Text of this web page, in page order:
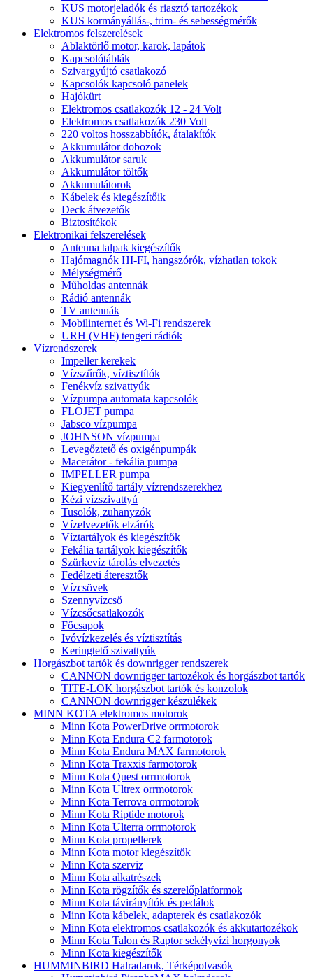
KUS motorjeladók és riasztó tartozékok
KUS kormányállás-, trim- és sebességmérők
Elektromos felszerelések
Ablaktörlő motor, karok, lapátok
Kapcsolótáblák
Szivargyújtó csatlakozó
Kapcsolók kapcsoló panelek
Hajókürt
Elektromos csatlakozók 12 - 24 Volt
Elektromos csatlakozók 230 Volt
220 voltos hosszabbítók, átalakítók
Akkumulátor dobozok
Akkumulátor saruk
Akkumulátor töltők
Akkumulátorok
Kábelek és kiegészítőik
Deck átvezetők
Biztosítékok
Elektronikai felszerelések
Antenna talpak kiegészítők
Hajómagnók HI-FI, hangszórók, vízhatlan tokok
Mélységmérő
Műholdas antennák
Rádió antennák
TV antennák
Mobilinternet és Wi-Fi rendszerek
URH (VHF) tengeri rádiók
Vízrendszerek
Impeller kerekek
Vízszűrők, víztisztítók
Fenékvíz szivattyúk
Vízpumpa automata kapcsolók
FLOJET pumpa
Jabsco vízpumpa
JOHNSON vízpumpa
Levegőztető és oxigénpumpák
Macerátor - fekália pumpa
IMPELLER pumpa
Kiegyenlítő tartály vízrendszerekhez
Kézi vízszivattyú
Tusolók, zuhanyzók
Vízelvezetők elzárók
Víztartályok és kiegészítők
Fekália tartályok kiegészítők
Szürkevíz tárolás elvezetés
Fedélzeti áteresztők
Vízcsövek
Szennyvízcső
Vízcsőcsatlakozók
Főcsapok
Ivóvízkezelés és víztisztítás
Keringtető szivattyúk
Horgászbot tartók és downrigger rendszerek
CANNON downrigger tartozékok és horgászbot tartók
TITE-LOK horgászbot tartók és konzolok
CANNON downrigger készülékek
MINN KOTA elektromos motorok
Minn Kota PowerDrive orrmotorok
Minn Kota Endura C2 farmotorok
Minn Kota Endura MAX farmotorok
Minn Kota Traxxis farmotorok
Minn Kota Quest orrmotorok
Minn Kota Ultrex orrmotorok
Minn Kota Terrova orrmotorok
Minn Kota Riptide motorok
Minn Kota Ulterra orrmotorok
Minn Kota propellerek
Minn Kota motor kiegészítők
Minn Kota szerviz
Minn Kota alkatrészek
Minn Kota rögzítők és szerelőplatformok
Minn Kota távirányítók és pedálok
Minn Kota kábelek, adapterek és csatlakozók
Minn Kota elektromos csatlakozók és akkutartozékok
Minn Kota Talon és Raptor sekélyvízi horgonyok
Minn Kota kiegészítők
HUMMINBIRD Halradarok, Térképolvasók